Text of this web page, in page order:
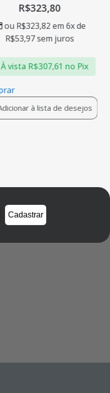
R$323,80
ou R$323,82em 6x de
R$53,97sem juros
À vista R$307,61 no Pix
à lista de desejos